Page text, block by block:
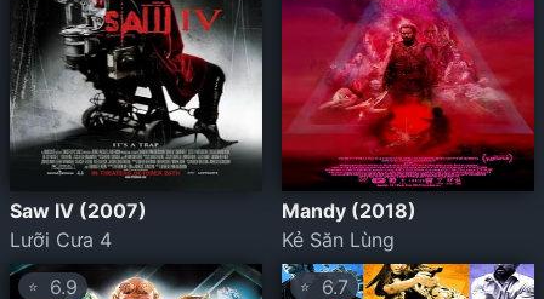
Saw IV (2007)
Lưỡi Cưa 4
Mandy (2018)
Kẻ Săn Lùng
⭐ 6.9 ⭐6.7